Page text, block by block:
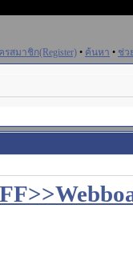
รสมาชิก(Register) • ค้นหา • ช่ว